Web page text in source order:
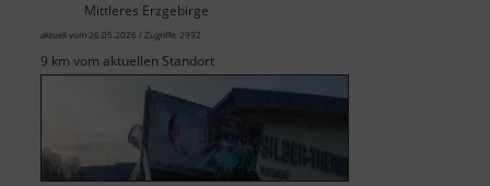
Mittleres Erzgebirge
aktuell vom 26.05.2026 / Zugriffe: 2992
9 km vom aktuellen Standort